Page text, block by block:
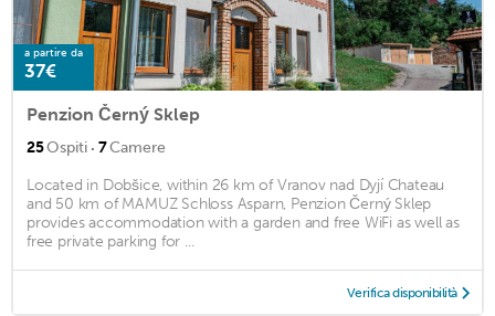
a partire da
37€
Penzion Černý Sklep
25Ospiti · 7Camere
Located in Dobšice, within 26 km of Vranov nad Dyjí Chateau
and 50 km of MAMUZ Schloss Asparn, Penzion Černý Sklep
provides accommodation with a garden and free WiFi as well as
free private parking for ...
Verifica disponibilità